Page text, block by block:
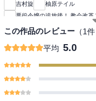
吉村旋
柚原テイル
悪役令嬢の追放後！ 教会改
この作品のレビュー （1件
平均 5.0